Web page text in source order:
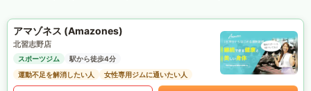
アマゾネス (Amazones)
北習志野店
スポーツジム
駅から徒歩4分
運動不足を解消したい人
女性専用ジムに通いたい人